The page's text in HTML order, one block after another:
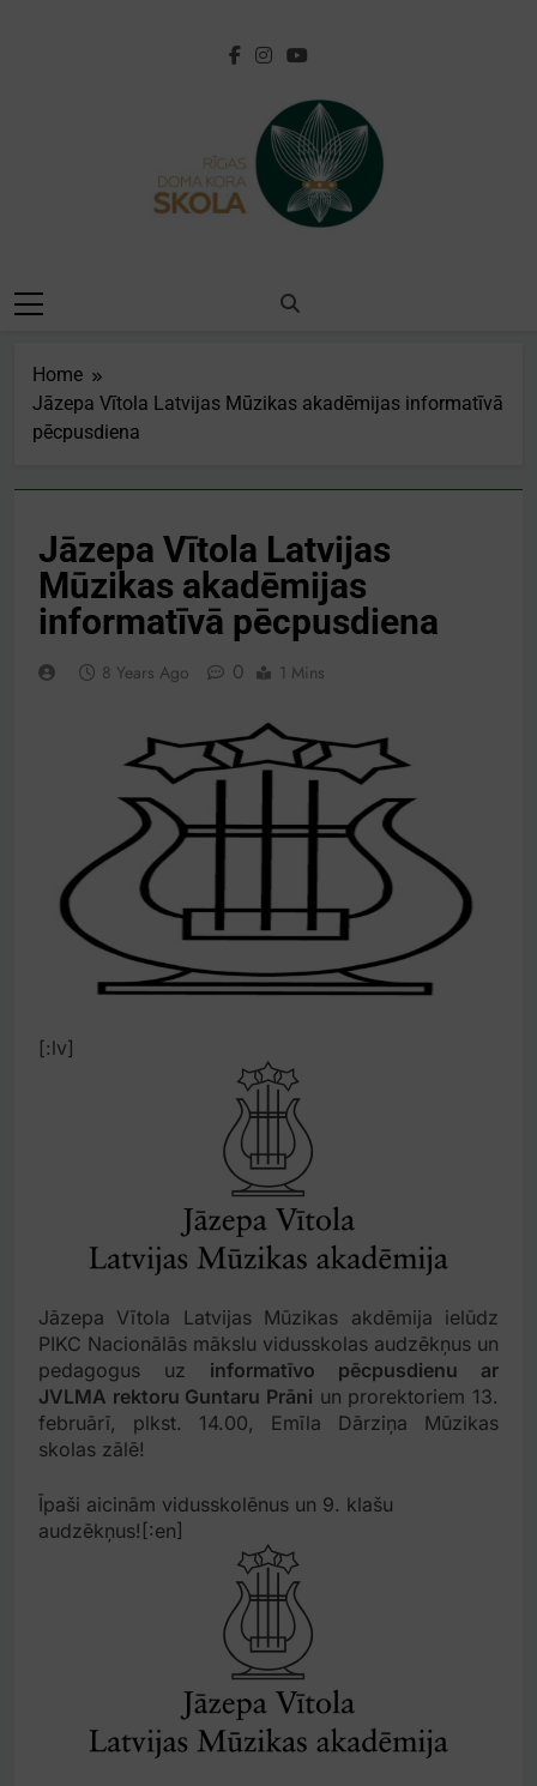
Kora
Cathedral Choir
Home
Jāzepa Vītola Latvijas Mūzikas akadēmijas informatīvā
pēcpusdiena
Jāzepa Vītola Latvijas
Mūzikas akadēmijas
informatīvā pēcpusdiena
8 Years Ago 0 1 Mins
[:lv]
Jāzepa Vītola Latvijas Mūzikas akdēmija ielūdz
PIKC Nacionālās mākslu vidusskolas audzēkņus un
pedagogus uz informatīvo pēcpusdienu ar
JVLMA rektoru Guntaru Prāni un prorektoriem 13.
februārī, plkst. 14.00, Emīla Dārziņa Mūzikas
skolas zālē!
Īpaši aicinām vidusskolēnus un 9. klašu
audzēkņus![:en]